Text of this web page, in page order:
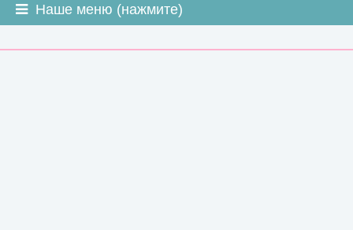
Наше меню (нажмите)